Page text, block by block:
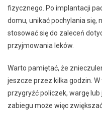
fizycznego. Po implantacji
domu, unikać pochylania się,
stosować się do zaleceń
przyjmowania leków.
Warto pamiętać, że
jeszcze przez kilka godzin.
przygryźć policzek, wargę
zabiegu może więc